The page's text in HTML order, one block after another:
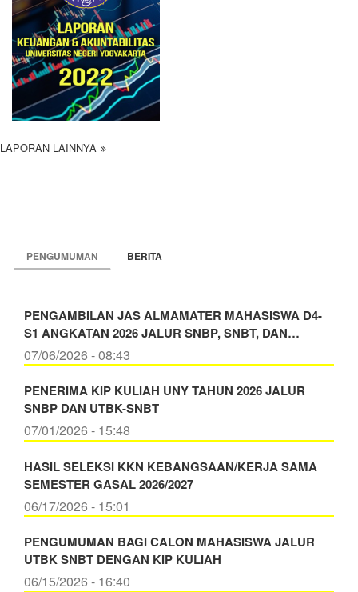
LAPORAN LAINNYA
PENGUMUMAN BERITA
PENGAMBILAN JAS ALMAMATER MAHASISWA D4-
S1 ANGKATAN 2026 JALUR SNBP, SNBT, DAN…
07/06/2026 - 08:43
PENERIMA KIP KULIAH UNY TAHUN 2026 JALUR
SNBP DAN UTBK-SNBT
07/01/2026 - 15:48
HASIL SELEKSI KKN KEBANGSAAN/KERJA SAMA
SEMESTER GASAL 2026/2027
06/17/2026 - 15:01
PENGUMUMAN BAGI CALON MAHASISWA JALUR
UTBK SNBT DENGAN KIP KULIAH
06/15/2026 - 16:40